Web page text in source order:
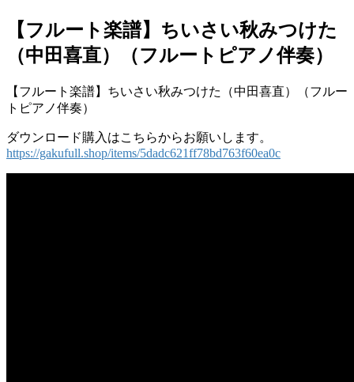
【フルート楽譜】ちいさい秋みつけた
（中田喜直）（フルートピアノ伴奏）
【フルート楽譜】ちいさい秋みつけた（中田喜直）（フルー
トピアノ伴奏）
ダウンロード購入はこちらからお願いします。
https://gakufull.shop/items/5dadc621ff78bd763f60ea0c